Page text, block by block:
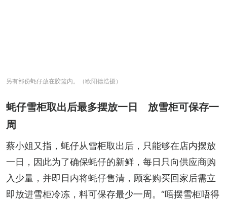
另有部份蚝仔放在胶篮内。（欧阳德浩摄）
蚝仔雪柜取出后最多摆放一日 放雪柜可保存一
周
蔡小姐又指，蚝仔从雪柜取出后，只能够在店内摆放
一日，因此为了确保蚝仔的新鲜，每日只向供应商购
入少量，并即日内将蚝仔售清，顾客购买回家后需立
即放进雪柜冷冻，料可保存最少一周。“唔摆雪柜唔得